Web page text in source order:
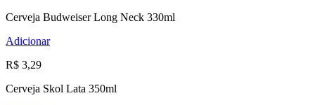
Cerveja Budweiser Long Neck 330ml
Adicionar
R$ 3,29
Cerveja Skol Lata 350ml